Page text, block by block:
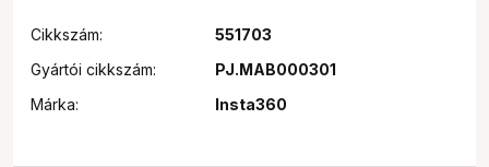
Cikkszám:
551703
Gyártói cikkszám:
PJ.MAB000301
Márka:
Insta360